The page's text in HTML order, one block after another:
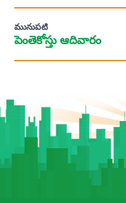
మునుపటి
పెంతెకోస్తు ఆదివారం